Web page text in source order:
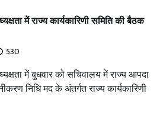
में राज्य कार्यकारिणी समिति की बैठक
530
में बुधवार को सचिवालय में राज्य आपदा
निधि मद के अंतर्गत राज्य कार्यकारिणी